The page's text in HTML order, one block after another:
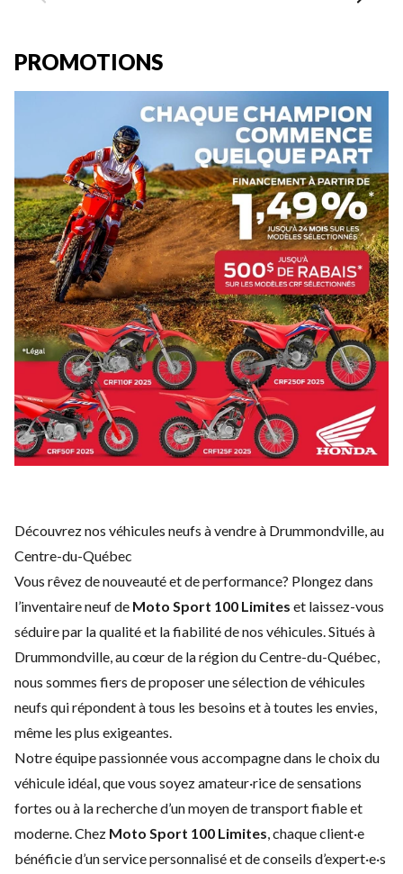
PROMOTIONS
Découvrez nos véhicules neufs à vendre à Drummondville, au
Centre-du-Québec
Vous rêvez de nouveauté et de performance? Plongez dans
l’inventaire neuf de Moto Sport 100 Limites et laissez-vous
séduire par la qualité et la fiabilité de nos véhicules. Situés à
Drummondville, au cœur de la région du Centre-du-Québec,
nous sommes fiers de proposer une sélection de véhicules
neufs qui répondent à tous les besoins et à toutes les envies,
même les plus exigeantes.
Notre équipe passionnée vous accompagne dans le choix du
véhicule idéal, que vous soyez amateur·rice de sensations
fortes ou à la recherche d’un moyen de transport fiable et
moderne. Chez Moto Sport 100 Limites, chaque client·e
bénéficie d’un service personnalisé et de conseils d’expert·e·s